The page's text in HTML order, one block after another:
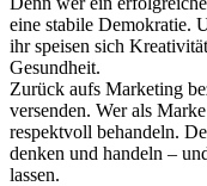
eine stabile Demokratie.
ihr speisen sich
Gesundheit.
Zurück aufs Marketing
versenden. Wer als
respektvoll behandeln.
denken und handeln –
lassen.